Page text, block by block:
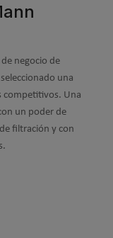
negocio de
una
competitivos. Una
un poder de
filtración y con